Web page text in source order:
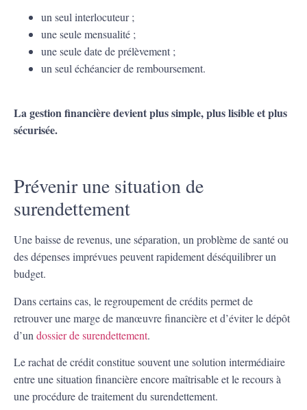
un seul interlocuteur ;
une seule mensualité ;
une seule date de prélèvement ;
un seul échéancier de remboursement.
La gestion financière devient plus simple, plus lisible et plus
sécurisée.
Prévenir une situation de
surendettement
Une baisse de revenus, une séparation, un problème de santé ou
des dépenses imprévues peuvent rapidement déséquilibrer un
budget.
Dans certains cas, le regroupement de crédits permet de
retrouver une marge de manœuvre financière et d’éviter le dépôt
d’un dossier de surendettement.
Le rachat de crédit constitue souvent une solution intermédiaire
entre une situation financière encore maîtrisable et le recours à
une procédure de traitement du surendettement.